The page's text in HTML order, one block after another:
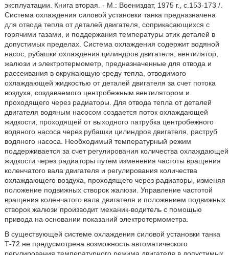
эксплуатации. Книга вторая. - М.: Воениздат, 1975 г., с.153-173 /.
Система охлаждения силовой установки танка предназначена
для отвода тепла от деталей двигателя, соприкасающихся с
горячими газами, и поддержания температуры этих деталей в
допустимых пределах. Система охлаждения содержит водяной
насос, рубашки охлаждения цилиндров двигателя, вентилятор,
жалюзи и электротермометр, предназначенные для отвода и
рассеивания в окружающую среду тепла, отводимого
охлаждающей жидкостью от деталей двигателя за счет потока
воздуха, создаваемого центробежным вентилятором и
проходящего через радиаторы. Для отвода тепла от деталей
двигателя водяным насосом создается поток охлаждающей
жидкости, проходящей от выходного патрубка центробежного
водяного насоса через рубашки цилиндров двигателя, раструб
водяного насоса. Необходимый температурный режим
поддерживается за счет регулирования количества охлаждающей
жидкости через радиаторы путем изменения частоты вращения
коленчатого вала двигателя и регулирования количества
охлаждающего воздуха, проходящего через радиаторы, изменяя
положение подвижных створок жалюзи. Управление частотой
вращения коленчатого вала двигателя и положением подвижных
створок жалюзи производит механик-водитель с помощью
привода на основании показаний электротермометра.
В существующей системе охлаждения силовой установки танка
Т-72 не предусмотрена возможность автоматического